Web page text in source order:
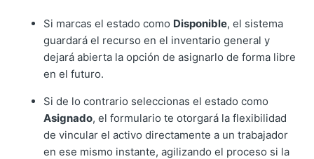
Si marcas el estado como Disponible, el sistema
guardará el recurso en el inventario general y
dejará abierta la opción de asignarlo de forma libre
en el futuro.
Si de lo contrario seleccionas el estado como
Asignado, el formulario te otorgará la flexibilidad
de vincular el activo directamente a un trabajador
en ese mismo instante, agilizando el proceso si la